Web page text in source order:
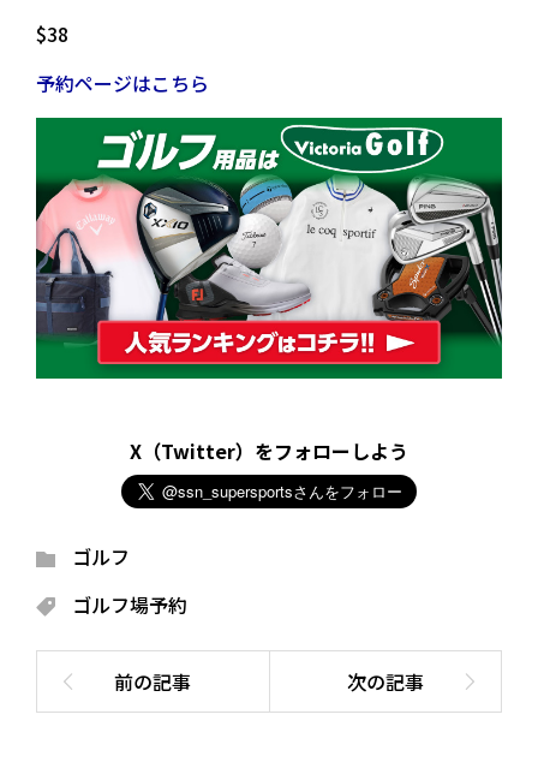
$38
予約ページはこちら
X（Twitter）をフォローしよう
ゴルフ
ゴルフ場予約